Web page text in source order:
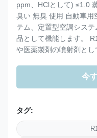
ppm、HClとして) ≤1.0
臭い 無臭 使用 自動車用
テム、定置型空調シス
品として機能します。
や医薬製剤の噴射剤とし
今
タグ: